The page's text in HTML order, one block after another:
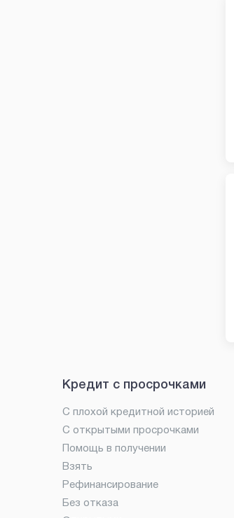
Кредит с просрочками
С плохой кредитной историей
С открытыми просрочками
Помощь в получении
Взять
Рефинансирование
Без отказа